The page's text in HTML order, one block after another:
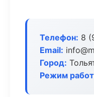
Телефон: 8
Email:
Город:
Режим